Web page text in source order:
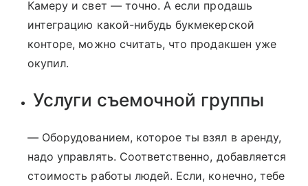
Камеру и свет — точно. А если продашь
интеграцию какой-нибудь букмекерской
конторе, можно считать, что продакшен уже
окупил.
Услуги съемочной группы
— Оборудованием, которое ты взял в аренду,
надо управлять. Соответственно, добавляется
стоимость работы людей. Если, конечно, тебе